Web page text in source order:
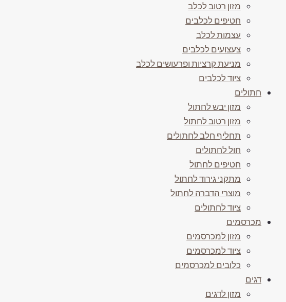
מזון רטוב לכלב
חטיפים לכלבים
עצמות לכלב
צעצועים לכלבים
מניעת קרציות ופרעושים לכלב
ציוד לכלבים
חתולים
מזון יבש לחתול
מזון רטוב לחתול
תחליף חלב לחתולים
חול לחתולים
חטיפים לחתול
מתקני גירוד לחתול
מוצרי הדברה לחתול
ציוד לחתולים
מכרסמים
מזון למכרסמים
ציוד למכרסמים
כלובים למכרסמים
דגים
מזון לדגים